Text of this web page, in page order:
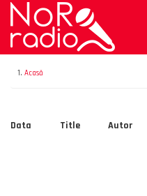
Mergi
conţinutul
principal
Acasă
Data Title Autor